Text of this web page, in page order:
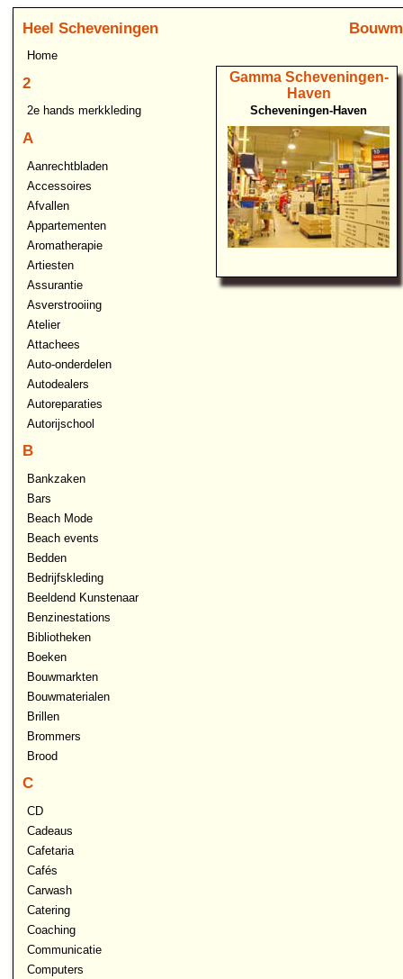
Heel Scheveningen
Home
2
2e hands merkkleding
A
Aanrechtbladen
Accessoires
Afvallen
Appartementen
Aromatherapie
Artiesten
Assurantie
Asverstrooiing
Atelier
Attachees
Auto-onderdelen
Autodealers
Autoreparaties
Autorijschool
B
Bankzaken
Bars
Beach Mode
Beach events
Bedden
Bedrijfskleding
Beeldend Kunstenaar
Benzinestations
Bibliotheken
Boeken
Bouwmarkten
Bouwmaterialen
Brillen
Brommers
Brood
C
CD
Cadeaus
Cafetaria
Cafés
Carwash
Catering
Coaching
Communicatie
Computers
Gamma Scheveningen-
Haven
Scheveningen-Haven